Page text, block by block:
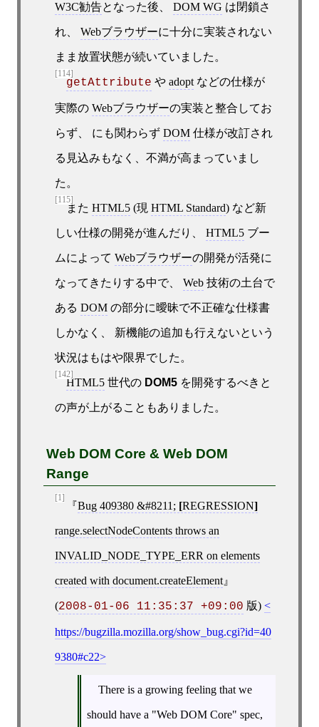
W3C勧告となった後、 DOM WG は閉鎖さ
れ、 Webブラウザーに十分に実装されない
まま放置状態が続いていました。
[114]
getAttribute や adoptなどの仕様が
実際の Webブラウザーの実装と整合してお
らず、 にも関わらず DOM仕様が改訂され
る見込みもなく、不満が高まっていまし
た。
[115]
また HTML5(現 HTML Standard) など新
しい仕様の開発が進んだり、 HTML5ブー
ムによって Webブラウザーの開発が活発に
なってきたりする中で、 Web技術の土台で
ある DOMの部分に曖昧で不正確な仕様書
しかなく、 新機能の追加も行えないという
状況はもはや限界でした。
[142]
HTML5世代の DOM5を開発するべきと
の声が上がることもありました。
Web DOM Core & Web DOM
Range
[1]
Bug 409380 &#8211; [REGRESSION]
range.selectNodeContents throws an
INVALID_NODE_TYPE_ERR on elements
created with document.createElement
(2008-01-06 11:35:37 +09:00 版)
https://bugzilla.mozilla.org/show_bug.cgi?id=40
9380#c22
There is a growing feeling that we
should have a "Web DOM Core" spec,